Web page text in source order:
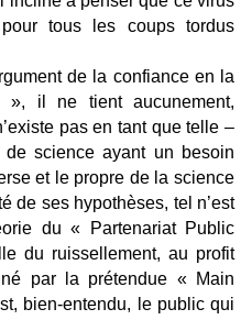
tous les coups tordus
de la confiance en la
», il ne tient aucunement,
pas en tant que telle –
science ayant un besoin
et le propre de la science
de ses hypothèses, tel n’est
du « Partenariat Public
du ruissellement, au profit
par la prétendue « Main
bien-entendu, le public qui